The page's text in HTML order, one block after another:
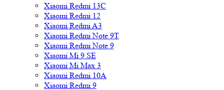
Xiaomi Redmi 13C
Xiaomi Redmi 12
Xiaomi Redmi A3
Xiaomi Redmi Note 9T
Xiaomi Redmi Note 9
Xiaomi Mi 9 SE
Xiaomi Mi Max 3
Xiaomi Redmi 10A
Xiaomi Redmi 9